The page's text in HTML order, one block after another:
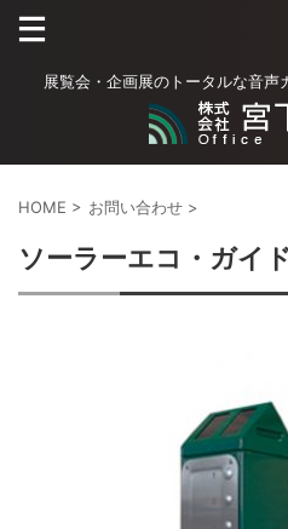
展覧会・企画展のトータルな音声
HOME > お問い合わせ >
ソーラーエコ・ガイ